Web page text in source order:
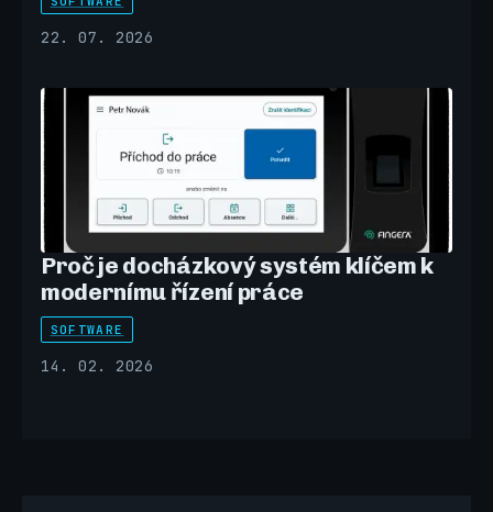
22. 07. 2026
Proč je docházkový systém klíčem k
modernímu řízení práce
SOFTWARE
14. 02. 2026